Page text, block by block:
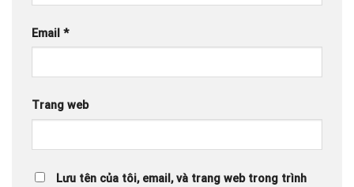
Email *
Trang web
Lưu tên của tôi, email, và trang web trong trình